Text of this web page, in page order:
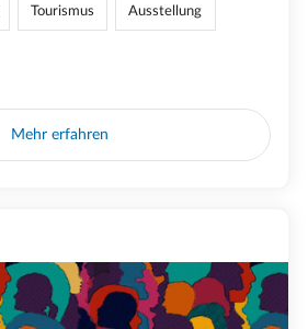
Tourismus Ausstellung
Mehr erfahren